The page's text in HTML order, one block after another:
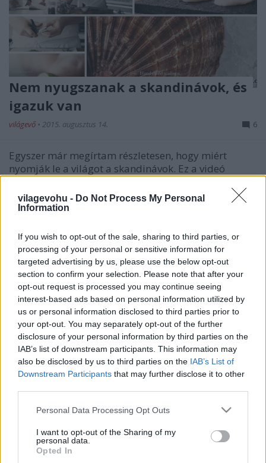
vilagevohu - Do Not Process My Personal
Information
If you wish to opt-out of the sale, sharing to third parties, or
processing of your personal or sensitive information for
targeted advertising by us, please use the below opt-out
section to confirm your selection. Please note that after your
opt-out request is processed you may continue seeing
interest-based ads based on personal information utilized by
us or personal information disclosed to third parties prior to
your opt-out. You may separately opt-out of the further
disclosure of your personal information by third parties on the
IAB’s list of downstream participants. This information may
also be disclosed by us to third parties on the IAB’s List of
Downstream Participants that may further disclose it to other
Please note that this website/app uses one or more Google
not limited to your visit or usage behaviour. You may click to
grant or deny consent to Google and its third-party tags to
use your data for below specified purposes in below Google
Personal Data Processing Opt Outs
I want to opt-out of the Sharing of my
personal data.
Opted In
Nem nyugszanak a skandinávok, és
igazuk van
világevő • 2015. augusztus 14. 6
Egyszer már megírtam részletesen, hogy miért
nyomják le a világot a skandinávok. Ez a videó
Stockholm Aztán most már…
Reggelire degusztációs menü? Vagy
világevő•2015. augusztus 13.